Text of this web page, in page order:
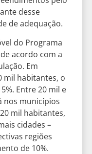
desse
de adequação.
do Programa
acordo com a
Em
mil habitantes, o
Entre 20 mil e
nos municípios
mil habitantes,
cidades –
regiões
de 10%.